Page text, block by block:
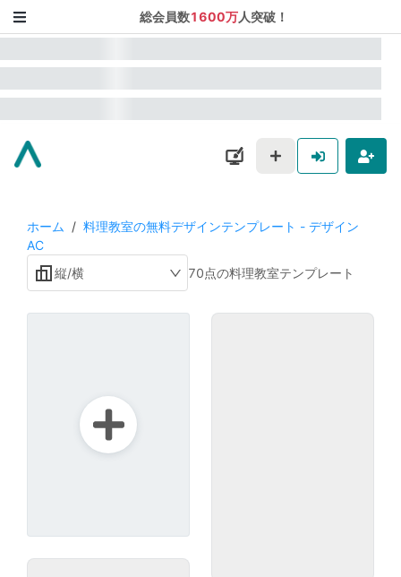
総会員数1600万人突破！
ホーム / 料理教室の無料デザインテンプレート - デザイン
AC
縦/横
70点の料理教室テンプレート